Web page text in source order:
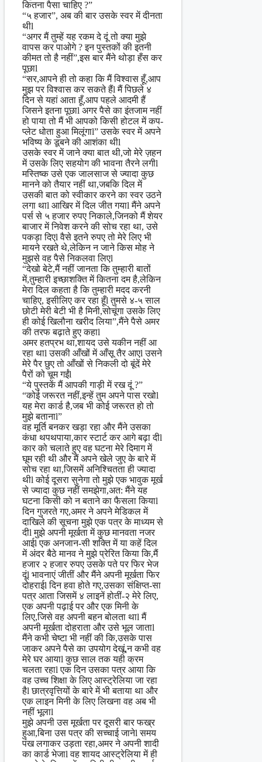
कितना पैसा चाहिए ?”
“५ हजार”, अब की बार उसके स्वर में दीनता
थीl
“अगर मैं तुम्हें यह रकम दे दूं तो क्या मुझे
वापस कर पाओगे ? इन पुस्तकों की इतनी
कीमत तो है नहीं”,इस बार मैंने थोड़ा हँस कर
पूछाl
“सर,आपने ही तो कहा कि मैं विश्वास हूँ,आप
मुझ पर विश्वास कर सकते हैंl मैं पिछले ४
दिन से यहां आता हूँ,आप पहले आदमी हैं
जिसने इतना पूछाl अगर पैसे का इंतजाम नहीं
हो पाया तो मैं भी आपको किसी होटल में कप-
प्लेट धोता हुआ मिलूंगाl” उसके स्वर में अपने
भविष्य के डूबने की आशंका थीl
उसके स्वर में जाने क्या बात थी,जो मेरे ज़हन
में उसके लिए सहयोग की भावना तैरने लगीl
मस्तिष्क उसे एक जालसाज से ज्यादा कुछ
मानने को तैयार नहीं था,जबकि दिल में
उसकी बात को स्वीकार करने का स्वर उठने
लगा थाl आखिर में दिल जीत गयाl मैंने अपने
पर्स से ५ हजार रुपए निकाले,जिनको मैं शेयर
बाजार में निवेश करने की सोच रहा था, उसे
पकड़ा दिएl वैसे इतने रुपए तो मेरे लिए भी
मायने रखते थे,लेकिन न जाने किस मोह ने
मुझसे वह पैसे निकलवा लिएl
“देखो बेटे,मैं नहीं जानता कि तुम्हारी बातों
में,तुम्हारी इच्छाशक्ति में कितना दम है,लेकिन
मेरा दिल कहता है कि तुम्हारी मदद करनी
चाहिए, इसीलिए कर रहा हूँl तुमसे ४-५ साल
छोटी मेरी बेटी भी है मिनी,सोचूंगा उसके लिए
ही कोई खिलौना खरीद लिया”,मैंने पैसे अमर
की तरफ बढ़ाते हुए कहाl
अमर हतप्रभ था,शायद उसे यकीन नहीं आ
रहा थाl उसकी आँखों में आँसू तैर आएl उसने
मेरे पैर छुए तो आँखों से निकली दो बूंदें मेरे
पैरों को चूम गईंl
“ये पुस्तकें मैं आपकी गाड़ी में रख दूं ?”
“कोई जरूरत नहीं,इन्हें तुम अपने पास रखोl
यह मेरा कार्ड है,जब भी कोई जरूरत हो तो
मुझे बतानाl”
वह मूर्ति बनकर खड़ा रहा और मैंने उसका
कंधा थपथपाया,कार स्टार्ट कर आगे बढ़ा दीl
कार को चलाते हुए वह घटना मेरे दिमाग में
घूम रही थी और मैं अपने खेले जुए के बारे में
सोच रहा था,जिसमें अनिश्चितता ही ज्यादा
थीl कोई दूसरा सुनेगा तो मुझे एक भावुक मूर्ख
से ज्यादा कुछ नहीं समझेगा,अत: मैंने यह
घटना किसी को न बताने का फैसला कियाl
दिन गुजरते गए,अमर ने अपने मेडिकल में
दाखिले की सूचना मुझे एक पत्र के माध्यम से
दीl मुझे अपनी मूर्खता में कुछ मानवता नजर
आईl एक अनजान-सी शक्ति में या कहें दिल
में अंदर बैठे मानव ने मुझे प्रेरित किया कि,मैं
हजार २ हजार रुपए उसके पते पर फिर भेज
दूंl भावनाएं जीतीं और मैंने अपनी मूर्खता फिर
दोहराईl दिन हवा होते गए,उसका संक्षिप्त-सा
पत्र आता जिसमें ४ लाइनें होतीं-२ मेरे लिए,
एक अपनी पढ़ाई पर और एक मिनी के
लिए,जिसे वह अपनी बहन बोलता थाl मैं
अपनी मूर्खता दोहराता और उसे भूल जाताl
मैंने कभी चेष्टा भी नहीं की कि,उसके पास
जाकर अपने पैसे का उपयोग देखूं,न कभी वह
मेरे घर आयाl कुछ साल तक यही क्रम
चलता रहाl एक दिन उसका पत्र आया कि
वह उच्च शिक्षा के लिए आस्ट्रेलिया जा रहा
हैl छात्रवृत्तियों के बारे में भी बताया था और
एक लाइन मिनी के लिए लिखना वह अब भी
नहीं भूलाl
मुझे अपनी उस मूर्खता पर दूसरी बार फख्र
हुआ,बिना उस पत्र की सच्चाई जानेl समय
पंख लगाकर उड़ता रहा,अमर ने अपनी शादी
का कार्ड भेजाl वह शायद आस्ट्रेलिया में ही